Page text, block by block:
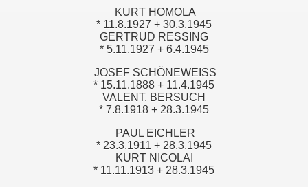
KURT HOMOLA
* 11.8.1927 + 30.3.1945
GERTRUD RESSING
* 5.11.1927 + 6.4.1945
JOSEF SCHÖNEWEISS
* 15.11.1888 + 11.4.1945
VALENT. BERSUCH
* 7.8.1918 + 28.3.1945
PAUL EICHLER
* 23.3.1911 + 28.3.1945
KURT NICOLAI
* 11.11.1913 + 28.3.1945